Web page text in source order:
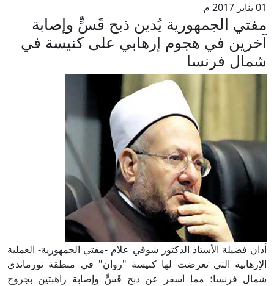
01 يناير 2017 م
مفتي الجمهورية يُدين ذبح قَسٍّ وإصابة
آخرين في هجوم إرهابي على كنيسة في
شمال فرنسا
أدان فضيلة الأستاذ الدكتور شوقي علام -مفتي الجمهورية- العملية
الإرهابية التي تعرضت لها كنيسة "روان" في منطقة نورماندي
شمال فرنسا؛ مما أسفر عن ذبح قَسٍّ وإصابة راهبتين بجروح